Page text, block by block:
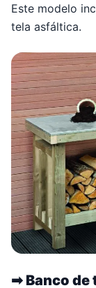
Este modelo
tela asfáltica.
➡ Banco de